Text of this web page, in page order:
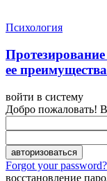
Психология
ее преимущества
войти в систему
Добро пожаловать!
Forgot your
восстановление